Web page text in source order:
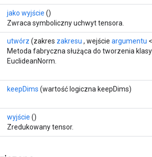
jako wyjście ()
Zwraca symboliczny uchwyt tensora.
utwórz (zakres zakresu , wejście argumentu
Metoda fabryczna służąca do tworzenia
EuclideanNorm.
keepDims (wartość logiczna keepDims)
wyjście ()
Zredukowany tensor.